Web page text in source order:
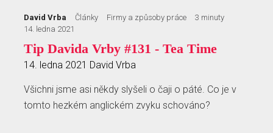
David Vrba Články Firmy a způsoby práce
3 minuty
14. ledna 2021
Tip Davida Vrby #131 - Tea Time
14. ledna 2021 David Vrba
Všichni jsme asi někdy slyšeli o čaji o páté. Co je v
tomto hezkém anglickém zvyku schováno?